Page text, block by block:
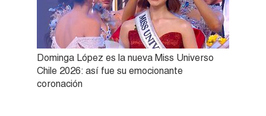
Dominga López es la nueva Miss Universo
Chile 2026: así fue su emocionante
coronación